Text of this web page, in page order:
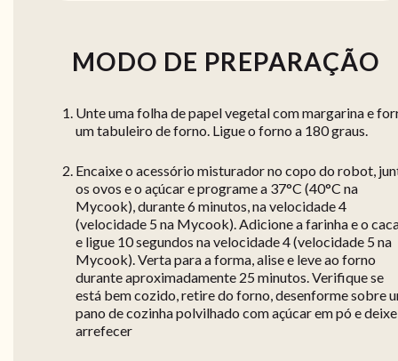
MODO DE PREPARAÇÃO
Unte uma folha de papel vegetal com margarina e
um tabuleiro de forno. Ligue o forno a 180 graus.
Encaixe o acessório misturador no copo do robot,
os ovos e o açúcar e programe a 37°C (40°C na
Mycook), durante 6 minutos, na velocidade 4
(velocidade 5 na Mycook). Adicione a farinha e o
e ligue 10 segundos na velocidade 4 (velocidade 5 na
Mycook). Verta para a forma, alise e leve ao forno
durante aproximadamente 25 minutos. Verifique se
está bem cozido, retire do forno, desenforme sobre
pano de cozinha polvilhado com açúcar em pó e deixe
arrefecer